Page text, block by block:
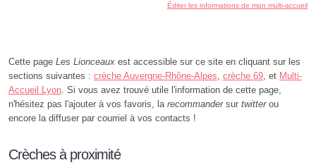
Éditer les informations de mon multi-accueil
Cette page Les Lionceaux est accessible sur ce site en cliquant sur les
sections suivantes : crèche Auvergne-Rhône-Alpes crèche 69 , et Multi-
Accueil Lyon . Si vous avez trouvé utile l'information de cette page,
n'hésitez pas l'ajouter à vos favoris, la recommandersur twitterou
encore la diffuser par courriel à vos contacts !
Crèches à proximité